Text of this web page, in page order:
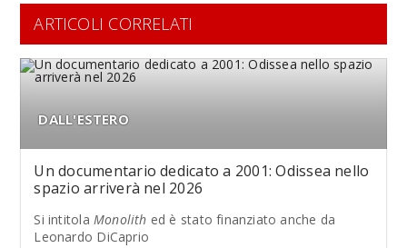
ARTICOLI CORRELATI
DALL'ESTERO
Un documentario dedicato a 2001: Odissea nello
spazio arriverà nel 2026
Si intitola Monolith ed è stato finanziato anche da
Leonardo DiCaprio